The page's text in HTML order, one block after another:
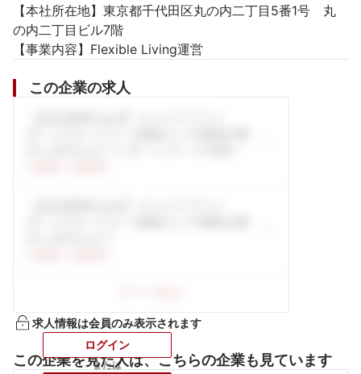
【本社所在地】東京都千代田区丸の内二丁目5番1号　丸
の内二丁目ビル7階
【事業内容】Flexible Living運営
この企業の求人
求人情報は会員のみ表示されます
ログイン
または
この企業を見た人は、こちらの企業も見ています